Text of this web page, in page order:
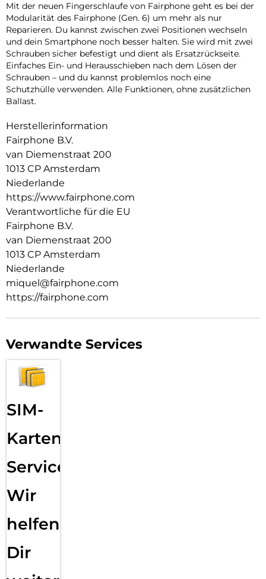
Mit der neuen Fingerschlaufe von Fairphone geht es bei der
Modularität des Fairphone (Gen. 6) um mehr als nur
Reparieren. Du kannst zwischen zwei Positionen wechseln
und dein Smartphone noch besser halten. Sie wird mit zwei
Schrauben sicher befestigt und dient als Ersatzrückseite.
Einfaches Ein- und Herausschieben nach dem Lösen der
Schrauben – und du kannst problemlos noch eine
Schutzhülle verwenden. Alle Funktionen, ohne zusätzlichen
Ballast.
Herstellerinformation
Fairphone B.V.
van Diemenstraat 200
1013 CP Amsterdam
Niederlande
https://www.fairphone.com
Verantwortliche für die EU
Fairphone B.V.
van Diemenstraat 200
1013 CP Amsterdam
Niederlande
miquel@fairphone.com
https://fairphone.com
Verwandte Services
SIM-
Karten
Service:
Wir
helfen
Dir